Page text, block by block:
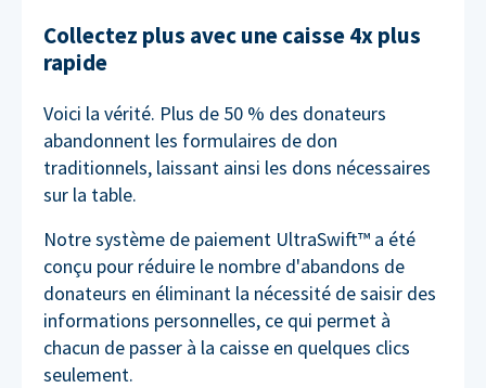
Collectez plus avec une caisse 4x plus
rapide
Voici la vérité. Plus de 50 % des donateurs
abandonnent les formulaires de don
traditionnels, laissant ainsi les dons nécessaires
sur la table.
Notre système de paiement UltraSwift™ a été
conçu pour réduire le nombre d'abandons de
donateurs en éliminant la nécessité de saisir des
informations personnelles, ce qui permet à
chacun de passer à la caisse en quelques clics
seulement.